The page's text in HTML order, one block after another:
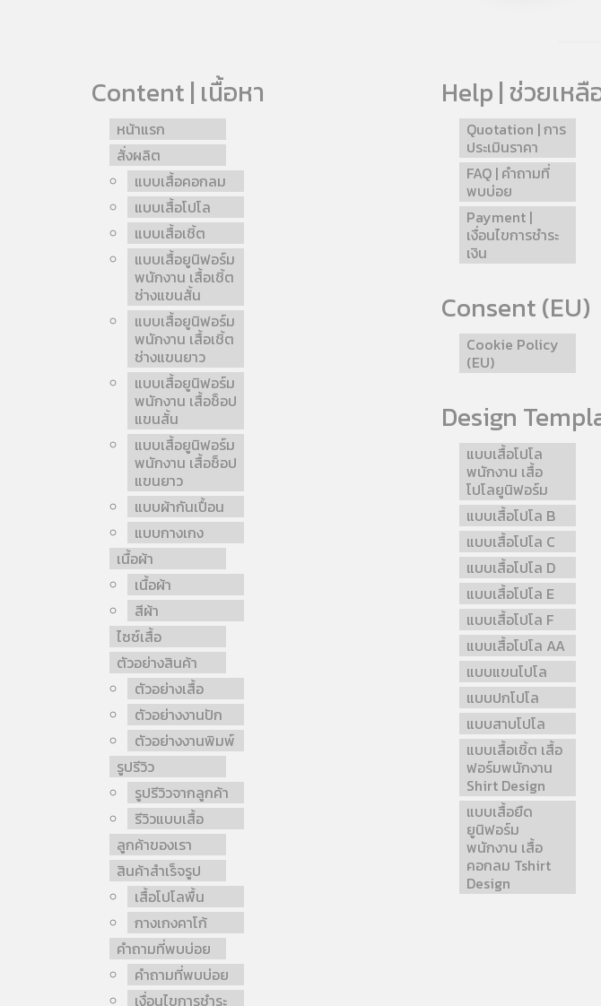
Content | เนื้อหา
หน้าแรก
สั่งผลิต
แบบเสื้อคอกลม
แบบเสื้อโปโล
แบบเสื้อเชิ้ต
แบบเสื้อยูนิฟอร์ม
พนักงาน เสื้อเชิ้ต
ช่างแขนสั้น
แบบเสื้อยูนิฟอร์ม
พนักงาน เสื้อเชิ้ต
ช่างแขนยาว
แบบเสื้อยูนิฟอร์ม
พนักงาน เสื้อช็อป
แขนสั้น
แบบเสื้อยูนิฟอร์ม
พนักงาน เสื้อช็อป
แขนยาว
แบบผ้ากันเปื้อน
แบบกางเกง
เนื้อผ้า
เนื้อผ้า
สีผ้า
ไซซ์เสื้อ
ตัวอย่างสินค้า
ตัวอย่างเสื้อ
ตัวอย่างงานปัก
ตัวอย่างงานพิมพ์
รูปรีวิว
รูปรีวิวจากลูกค้า
รีวิวแบบเสื้อ
ลูกค้าของเรา
สินค้าสำเร็จรูป
เสื้อโปโลพื้น
กางเกงคาโก้
คำถามที่พบบ่อย
คำถามที่พบบ่อย
เงื่อนไขการชำระ
Help | ช่วยเหลื
Quotation | การ
ประเมินราคา
FAQ | คำถามที่
พบบ่อย
Payment |
เงื่อนไขการชำระ
เงิน
Consent (EU)
Cookie Policy
(EU)
Design
แบบเสื้อโปโล
พนักงาน เสื้อ
โปโลยูนิฟอร์ม
แบบเสื้อโปโล B
แบบเสื้อโปโล C
แบบเสื้อโปโล D
แบบเสื้อโปโล E
แบบเสื้อโปโล F
แบบเสื้อโปโล AA
แบบแขนโปโล
แบบปกโปโล
แบบสาบโปโล
แบบเสื้อเชิ้ต เสื้อ
ฟอร์มพนักงาน
Shirt Design
แบบเสื้อยืด
ยูนิฟอร์ม
พนักงาน เสื้อ
คอกลม Tshirt
Design